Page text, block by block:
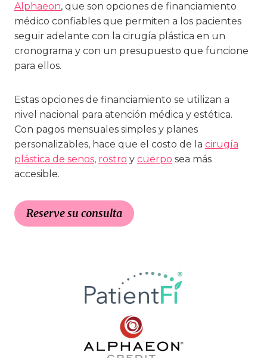
Alphaeon, que son opciones de financiamiento
médico confiables que permiten a los pacientes
seguir adelante con la cirugía plástica en un
cronograma y con un presupuesto que funcione
para ellos.
Estas opciones de financiamiento se utilizan a
nivel nacional para atención médica y estética.
Con pagos mensuales simples y planes
personalizables, hace que el costo de la cirugía
plástica de senos, rostro y cuerpo sea más
accesible.
Reserve su consulta